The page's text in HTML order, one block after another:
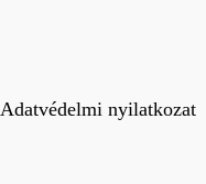
Adatvédelmi nyilatkozat